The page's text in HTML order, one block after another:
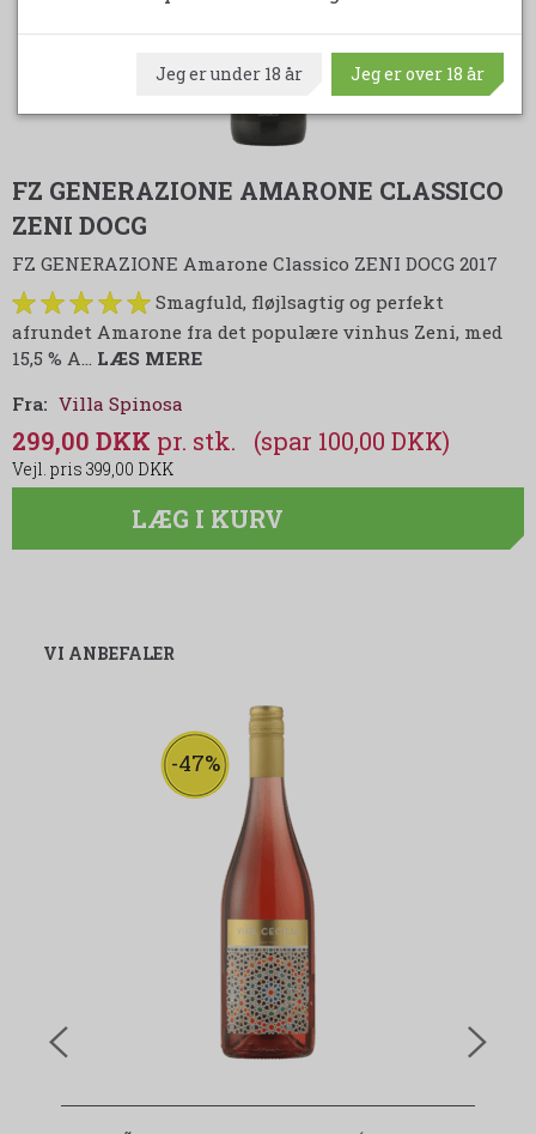
FZ GENERAZIONE AMARONE CLASSICO
ZENI DOCG
FZ GENERAZIONE Amarone Classico ZENI DOCG 2017
Smagfuld, fløjlsagtig og perfekt
afrundet Amarone fra det populære vinhus Zeni, med
15,5 % A… LÆS MERE
Fra: Villa Spinosa
299,00 DKK
399,00 DKK
(spar 100,00 DKK)
LÆG I KURV
VI ANBEFALER
-47%
Jeg er under 18 år Jeg er over 18 år